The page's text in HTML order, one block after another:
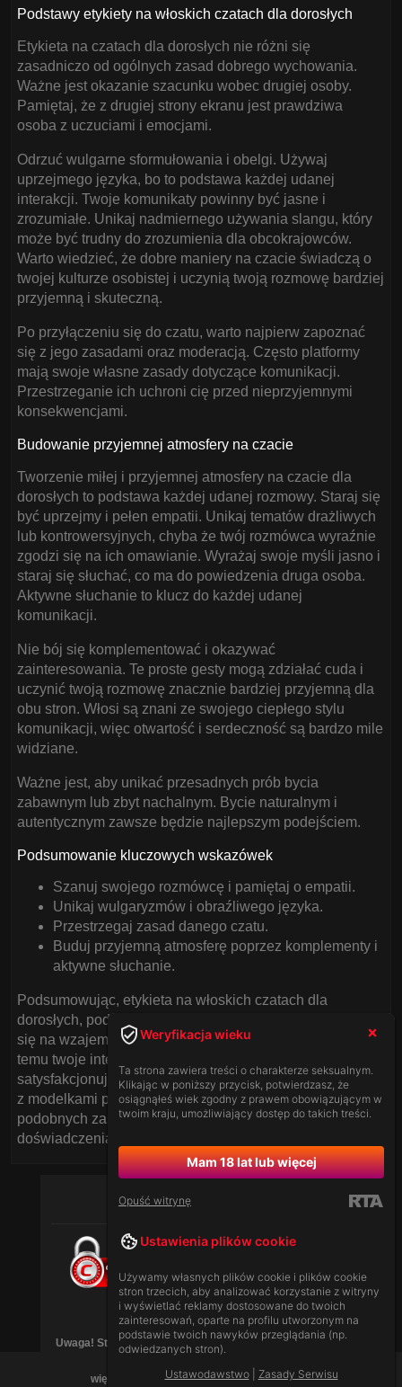
Podstawy etykiety na włoskich czatach dla dorosłych
Etykieta na czatach dla dorosłych nie różni się
zasadniczo od ogólnych zasad dobrego wychowania.
Ważne jest okazanie szacunku wobec drugiej osoby.
Pamiętaj, że z drugiej strony ekranu jest prawdziwa
osoba z uczuciami i emocjami.
Odrzuć wulgarne sformułowania i obelgi. Używaj
uprzejmego języka, bo to podstawa każdej udanej
interakcji. Twoje komunikaty powinny być jasne i
zrozumiałe. Unikaj nadmiernego używania slangu, który
może być trudny do zrozumienia dla obcokrajowców.
Warto wiedzieć, że dobre maniery na czacie świadczą o
twojej kulturze osobistej i uczynią twoją rozmowę bardziej
przyjemną i skuteczną.
Po przyłączeniu się do czatu, warto najpierw zapoznać
się z jego zasadami oraz moderacją. Często platformy
mają swoje własne zasady dotyczące komunikacji.
Przestrzeganie ich uchroni cię przed nieprzyjemnymi
konsekwencjami.
Budowanie przyjemnej atmosfery na czacie
Tworzenie miłej i przyjemnej atmosfery na czacie dla
dorosłych to podstawa każdej udanej rozmowy. Staraj się
być uprzejmy i pełen empatii. Unikaj tematów drażliwych
lub kontrowersyjnych, chyba że twój rozmówca wyraźnie
zgodzi się na ich omawianie. Wyrażaj swoje myśli jasno i
staraj się słuchać, co ma do powiedzenia druga osoba.
Aktywne słuchanie to klucz do każdej udanej
komunikacji.
Nie bój się komplementować i okazywać
zainteresowania. Te proste gesty mogą zdziałać cuda i
uczynić twoją rozmowę znacznie bardziej przyjemną dla
obu stron. Włosi są znani ze swojego ciepłego stylu
komunikacji, więc otwartość i serdeczność są bardzo mile
widziane.
Ważne jest, aby unikać przesadnych prób bycia
zabawnym lub zbyt nachalnym. Bycie naturalnym i
autentycznym zawsze będzie najlepszym podejściem.
Podsumowanie kluczowych wskazówek
Szanuj swojego rozmówcę i pamiętaj o empatii.
Unikaj wulgaryzmów i obraźliwego języka.
Przestrzegaj zasad danego czatu.
Buduj przyjemną atmosferę poprzez komplementy i
aktywne słuchanie.
Podsumowując, etykieta na włoskich czatach dla
dorosłych, podobnie jak na każdej innej platformie, opiera
się na wzajemnym szacunku i dobrych manierach. Dzięki
temu twoje interakcje będą bardziej owocne i
satysfakcjonujące. Pamiętaj, że w naszym polskim czacie
z modelkami przed kamerką także przestrzegamy
podobnych zasad, aby zapewnić ci jak najlepsze
doświadczenia.
Ustawodawstwo|Zasady Serwisu]
Uwaga! Strona może zawierać treści dla dorosłych (18+),
więc jest przeznaczona tylko dla dorosłych.
Weryfikacja wieku
Ta strona zawiera treści o charakterze seksualnym.
Klikając w poniższy przycisk, potwierdzasz, że
osiągnąłeś wiek zgodny z prawem obowiązującym w
twoim kraju, umożliwiający dostęp do takich treści.
Mam 18 lat lub więcej
Opuść witrynę
Ustawienia plików cookie
Używamy własnych plików cookie i plików cookie
stron trzecich, aby analizować korzystanie z witryny
i wyświetlać reklamy dostosowane do twoich
zainteresowań, oparte na profilu utworzonym na
podstawie twoich nawyków przeglądania (np.
odwiedzanych stron).
Ustawodawstwo| Zasady Serwisu